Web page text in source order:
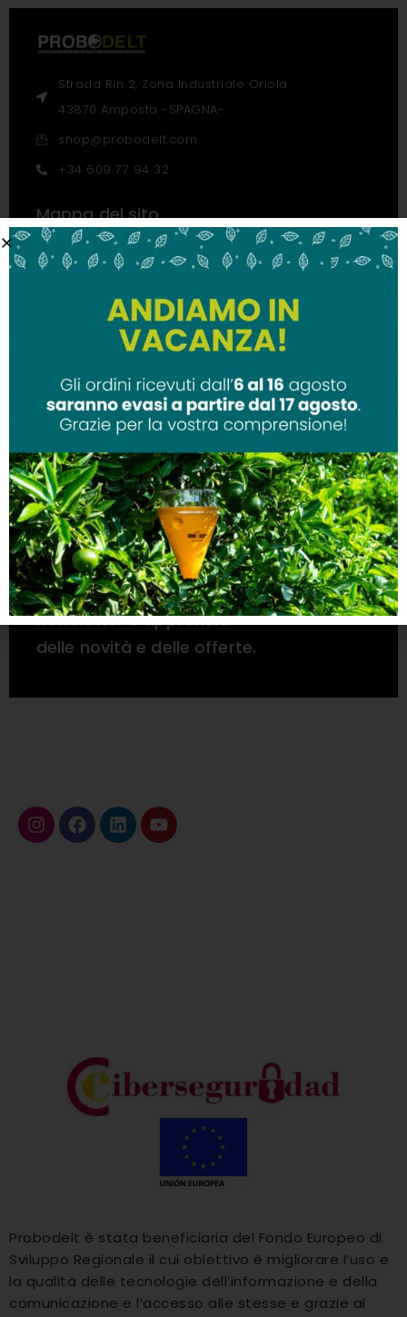
Strada Rin 2, Zona Industriale Oriola
43870 Amposta -SPAGNA-
shop@probodelt.com
+34 609 77 94 32
Mappa del sito
Tutti i prodotti
Parassiti
Feromoni
per mosche
Attrattivi alimentari
Informativa sulla
privacy
Informativa sulla
privacy
Nota legale sui
cookie
Politica sui cookie
Termini e condizioni
d'uso
Garanzie di vendita
Diritto di recesso
Iscriviti alla nostra
newsletter e approfitta
delle novità e delle offerte.
Probodelt è stata beneficiaria del Fondo Europeo di
Sviluppo Regionale il cui obiettivo è migliorare l’uso e
la qualità delle tecnologie dell’informazione e della
comunicazione e l’accesso alle stesse e grazie al